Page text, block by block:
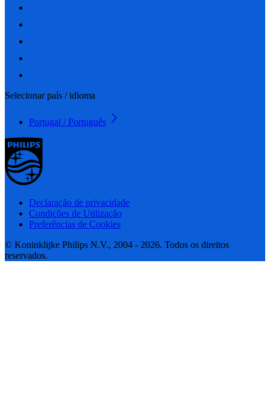
Selecionar país / idioma
Portugal / Português
Declaração de privacidade
Condições de Utilização
Preferências de Cookies
© Koninklijke Philips N.V., 2004 - 2026. Todos os direitos
reservados.